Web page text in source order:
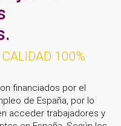
100%
financiados por el
de España, por lo
acceder trabajadores y